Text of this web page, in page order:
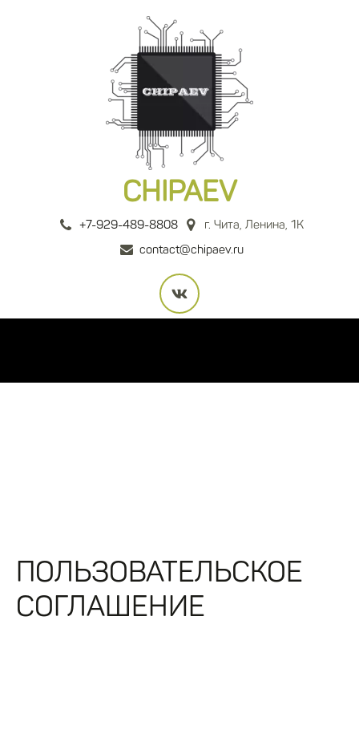
CHIPAEV
+7-929-489-8808 г. Чита, Ленина, 1К
contact@chipaev.ru
ПОЛЬЗОВАТЕЛЬСКОЕ
СОГЛАШЕНИЕ